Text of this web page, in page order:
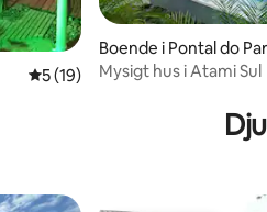
5 av 5 i genomsnittligt betyg, 19
5 (19)
Boende i Pontal do
Mysigt hus i Atami Sul